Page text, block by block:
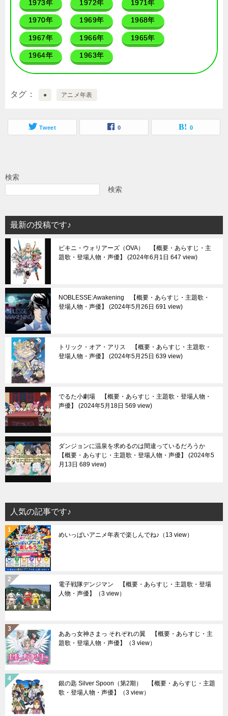
1973年 1972年 1971年
1970年 1969年 1968年
1967年 1966年 1965年
1964年 1963年
タグ ● アニメ年表
Tweet 0 0
検索
検索
最新の投稿です♪
ビキニ・ウォリアーズ（OVA） 【概要・あらすじ・主
題歌・登場人物・声優】
2024年6月1日 647 view
NOBLESSE:Awakening 【概要・あらすじ・主題歌・
登場人物・声優】
2024年5月26日 691 view
トリック・オア・アリス 【概要・あらすじ・主題歌・
登場人物・声優】
2024年5月25日 639 view
でるた小劇場 【概要・あらすじ・主題歌・登場人物・
声優】
2024年5月18日 569 view
ダンジョンに温泉を求めるのは間違っているだろうか
【概要・あらすじ・主題歌・登場人物・声優】
2024年5
月13日 689 view
人気の記事です♪
めいっぱいアニメ年表で楽しんでね♪ （13 view）
電子戦隊デンジマン 【概要・あらすじ・主題歌・登場
人物・声優】
（3 view）
ああっ女神さまっ それぞれの翼 【概要・あらすじ・主
題歌・登場人物・声優】
（3 view）
銀の匙 Silver Spoon（第2期） 【概要・あらすじ・主題
歌・登場人物・声優】
（3 view）